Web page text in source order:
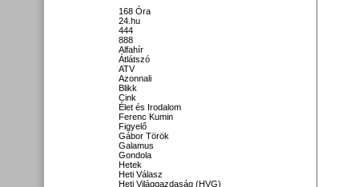
168 Óra
24.hu
444
888
Alfahír
Átlátszó
ATV
Azonnali
Blikk
Cink
Élet és Irodalom
Ferenc Kumin
Figyelő
Gábor Török
Galamus
Gondola
Hetek
Heti Válasz
Heti Világgazdaság (HVG)